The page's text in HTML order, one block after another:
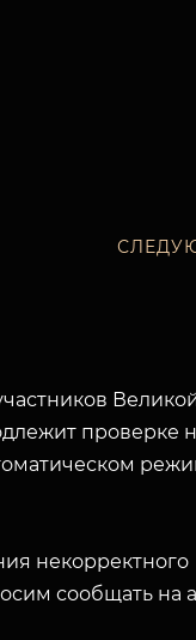
проверке
некорректного
сообщать на